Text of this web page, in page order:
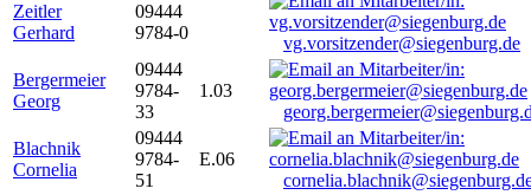
Zeitler
Gerhard
09444
9784-0
vg.vorsitzender@siegenburg.de
Bergermeier
Georg
09444
9784-
33
1.03
Blachnik
Cornelia
09444
9784-
51
E.06